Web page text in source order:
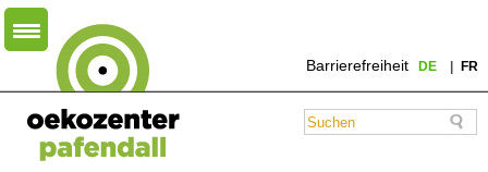
Barrierefreiheit DE FR